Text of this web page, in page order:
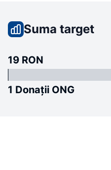
Suma target
19 RON
1 Donații ONG